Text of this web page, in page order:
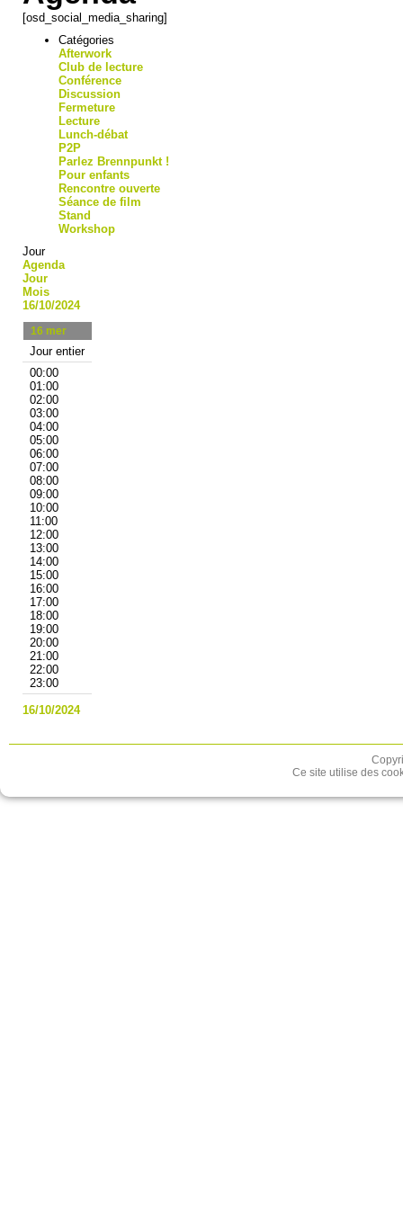
[osd_social_media_sharing]
Catégories
Afterwork
Club de lecture
Conférence
Discussion
Fermeture
Lecture
Lunch-débat
P2P
Parlez Brennpunkt !
Pour enfants
Rencontre ouverte
Séance de film
Stand
Workshop
Jour
Agenda
Jour
Mois
16/10/2024
16 mer
Jour entier
00:00
01:00
02:00
03:00
04:00
05:00
06:00
07:00
08:00
09:00
10:00
11:00
12:00
13:00
14:00
15:00
16:00
17:00
18:00
19:00
20:00
21:00
22:00
23:00
16/10/2024
Ce site utilise des